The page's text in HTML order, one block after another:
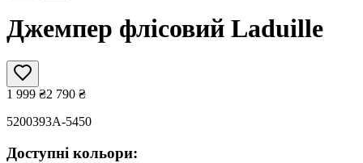
Джемпер флісовий Laduille
1 999 ₴2 790 ₴
5200393A-5450
Доступні кольори: